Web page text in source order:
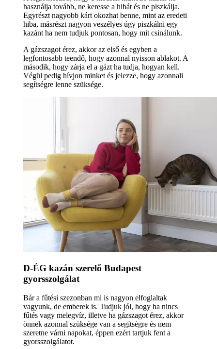
használja tovább, ne keresse a hibát és ne piszkálja.
Egyrészt nagyobb kárt okozhat benne, mint az eredeti
hiba, másrészt nagyon veszélyes úgy piszkálni egy
kazánt ha nem tudjuk pontosan, hogy mit csinálunk.
A gázszagot érez, akkor az első és egyben a
legfontosabb teendő, hogy azonnal nyisson ablakot. A
második, hogy zárja el a gázt ha tudja, hogyan kell.
Végül pedig hívjon minket és jelezze, hogy azonnali
segítségre lenne szüksége.
D-ÉG kazán szerelő Budapest
gyorsszolgálat
Bár a fűtési szezonban mi is nagyon elfoglaltak
vagyunk, de emberek is. Tudjuk jól, hogy ha nincs
fűtés vagy melegvíz, illetve ha gázszagot érez, akkor
önnek azonnal szüksége van a segítségre és nem
szeretne várni napokat, éppen ezért tartjuk fent a
gyorsszolgálatot.